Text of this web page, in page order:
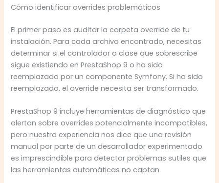
Cómo identificar overrides problemáticos
El primer paso es auditar la carpeta override de tu
instalación. Para cada archivo encontrado, necesitas
determinar si el controlador o clase que sobrescribe
sigue existiendo en PrestaShop 9 o ha sido
reemplazado por un componente Symfony. Si ha sido
reemplazado, el override necesita ser transformado.
PrestaShop 9 incluye herramientas de diagnóstico que
alertan sobre overrides potencialmente incompatibles,
pero nuestra experiencia nos dice que una revisión
manual por parte de un desarrollador experimentado
es imprescindible para detectar problemas sutiles que
las herramientas automáticas no captan.